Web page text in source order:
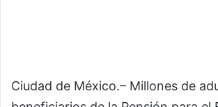
Ciudad de México.– Millones de